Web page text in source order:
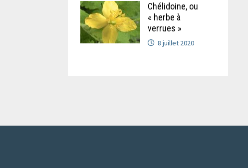
Chélidoine, ou
« herbe à
verrues »
8 juillet 2020